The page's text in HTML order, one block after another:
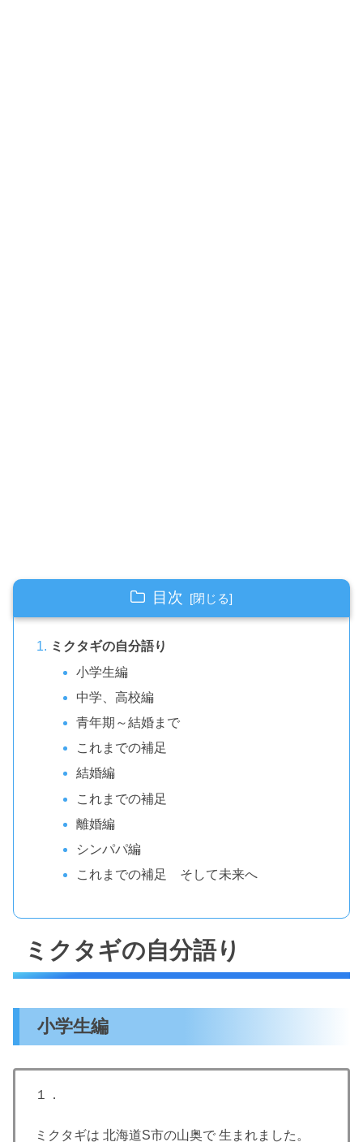
目次
ミクタギの自分語り
小学生編
中学、高校編
青年期～結婚まで
これまでの補足
結婚編
これまでの補足
離婚編
シンパパ編
これまでの補足 そして未来へ
ミクタギの自分語り
小学生編
１．
ミクタギは 北海道S市の山奥で 生まれました。